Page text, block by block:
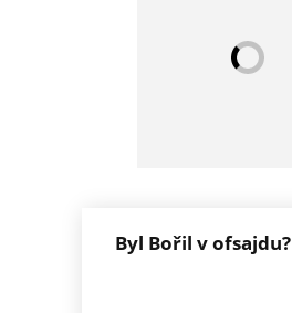
Byl Bořil v ofsajdu?